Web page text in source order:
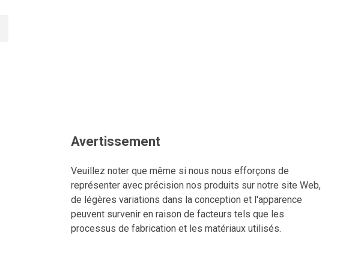
Avertissement
Veuillez noter que même si nous nous efforçons de
représenter avec précision nos produits sur notre site Web,
de légères variations dans la conception et l'apparence
peuvent survenir en raison de facteurs tels que les
processus de fabrication et les matériaux utilisés.